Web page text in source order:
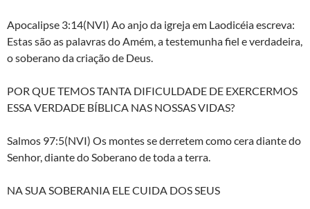
Apocalipse 3:14(NVI) Ao anjo da igreja em Laodicéia escreva:
Estas são as palavras do Amém, a testemunha fiel e verdadeira,
o soberano da criação de Deus.
POR QUE TEMOS TANTA DIFICULDADE DE EXERCERMOS
ESSA VERDADE BÍBLICA NAS NOSSAS VIDAS?
Salmos 97:5(NVI) Os montes se derretem como cera diante do
Senhor, diante do Soberano de toda a terra.
NA SUA SOBERANIA ELE CUIDA DOS SEUS